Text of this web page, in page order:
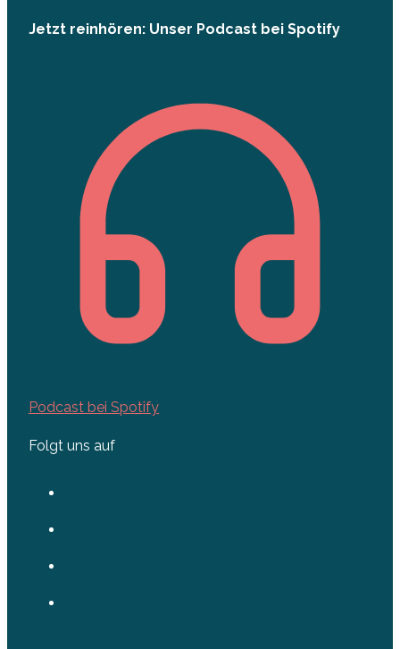
Jetzt reinhören: Unser Podcast bei Spotify
Podcast bei Spotify
Folgt uns auf